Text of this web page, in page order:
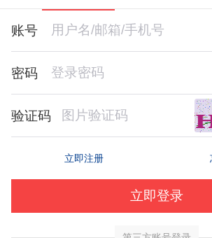
账号
密码
验证码
立即注册
立即登录